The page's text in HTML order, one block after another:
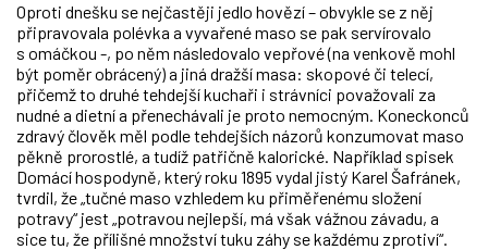
Oproti dnešku se nejčastěji jedlo hovězí – obvykle se z něj
připravovala polévka a vyvařené maso se pak servírovalo
s omáčkou -, po něm následovalo vepřové (na venkově mohl
být poměr obrácený) a jiná dražší masa: skopové či telecí,
přičemž to druhé tehdejší kuchaři i strávníci považovali za
nudné a dietní a přenechávali je proto nemocným. Koneckonců
zdravý člověk měl podle tehdejších názorů konzumovat maso
pěkně prorostlé, a tudíž patřičně kalorické. Například spisek
Domácí hospodyně, který roku 1895 vydal jistý Karel Šafránek,
tvrdil, že „tučné maso vzhledem ku přiměřenému složení
potravy“ jest „potravou nejlepší, má však vážnou závadu, a
sice tu, že přílišné množství tuku záhy se každému zprotiví“.